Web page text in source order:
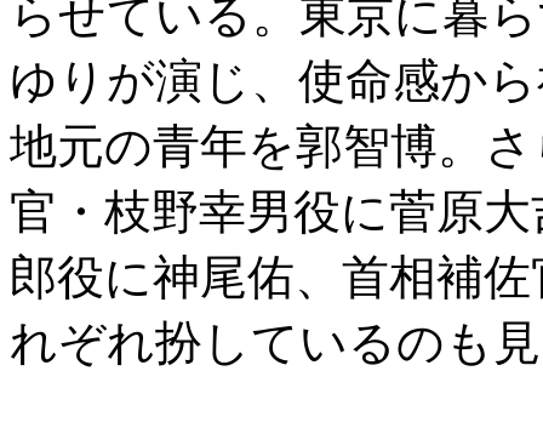
らせている。東京に暮
ゆりが演じ、使命感か
地元の青年を郭智博。
官・枝野幸男役に菅原
郎役に神尾佑、首相補
れぞれ扮しているのも